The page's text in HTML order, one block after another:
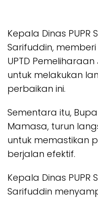
Kepala Dinas PUPR
Sarifuddin,
UPTD
untuk melakukan
perbaikan ini.
Sementara itu,
Mamasa, turun
untuk memastikan
berjalan efektif.
Kepala Dinas PUPR
Sarifuddin